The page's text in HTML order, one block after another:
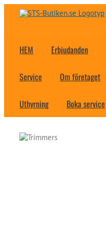
Fortsätt
HEM Erbjudanden
Service Om företaget
Uthyrning Boka service